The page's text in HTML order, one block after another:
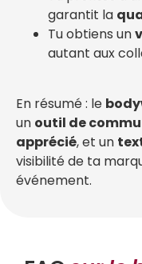
garantit la
Tu obtiens un
autant aux
En résumé : le
un outil de
apprécié, et un
visibilité de ta
événement.